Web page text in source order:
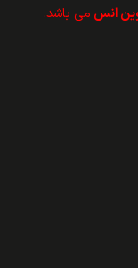
انس می باشد.